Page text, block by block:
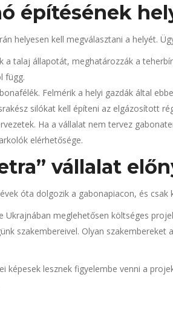
építésének
helyesen kell megválasztani a helyét.
a talaj állapotát, meghatározzák a
függ.
Felmérik a helyi gazdák által
silókat kell építeni az elgázosított
Ha a vállalat nem tervez
elérhetősége.
vállalat
óta dolgozik a gabonapiacon, és
Ukrajnában meglehetősen költséges
szakembereivel. Olyan szakembereket
képesek lesznek figyelembe venni a